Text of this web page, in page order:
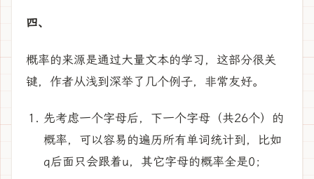
四、
概率的来源是通过大量文本的学习，这部分很关
键，作者从浅到深举了几个例子，非常友好。
先考虑一个字母后，下一个字母（共26个）的
概率，可以容易的遍历所有单词统计到，比如
q后面只会跟着u，其它字母的概率全是0；